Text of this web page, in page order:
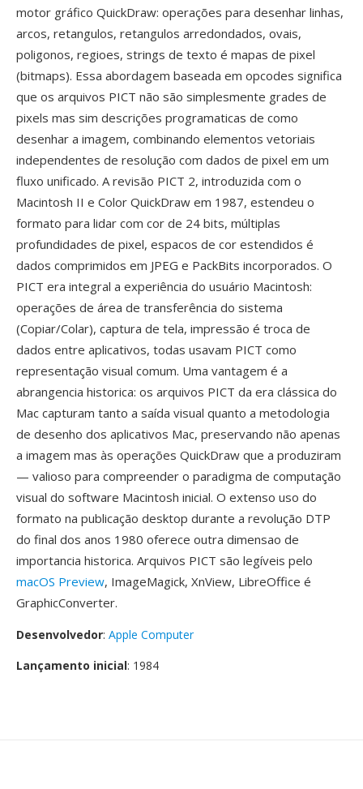
motor gráfico QuickDraw: operações para desenhar linhas,
arcos, retangulos, retangulos arredondados, ovais,
poligonos, regioes, strings de texto é mapas de pixel
(bitmaps). Essa abordagem baseada em opcodes significa
que os arquivos PICT não são simplesmente grades de
pixels mas sim descrições programaticas de como
desenhar a imagem, combinando elementos vetoriais
independentes de resolução com dados de pixel em um
fluxo unificado. A revisão PICT 2, introduzida com o
Macintosh II e Color QuickDraw em 1987, estendeu o
formato para lidar com cor de 24 bits, múltiplas
profundidades de pixel, espacos de cor estendidos é
dados comprimidos em JPEG e PackBits incorporados. O
PICT era integral a experiência do usuário Macintosh:
operações de área de transferência do sistema
(Copiar/Colar), captura de tela, impressão é troca de
dados entre aplicativos, todas usavam PICT como
representação visual comum. Uma vantagem é a
abrangencia historica: os arquivos PICT da era clássica do
Mac capturam tanto a saída visual quanto a metodologia
de desenho dos aplicativos Mac, preservando não apenas
a imagem mas às operações QuickDraw que a produziram
— valioso para compreender o paradigma de computação
visual do software Macintosh inicial. O extenso uso do
formato na publicação desktop durante a revolução DTP
do final dos anos 1980 oferece outra dimensao de
importancia historica. Arquivos PICT são legíveis pelo
macOS Preview, ImageMagick, XnView, LibreOffice é
GraphicConverter.
Desenvolvedor: Apple Computer
Lançamento inicial: 1984